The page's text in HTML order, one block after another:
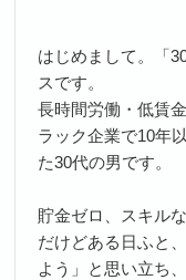
はじめまして。「
スです。
長時間労働・低賃
ラック企業で10年
た30代の男です。
貯金ゼロ、スキル
だけどある日ふと
よう」と思い立ち